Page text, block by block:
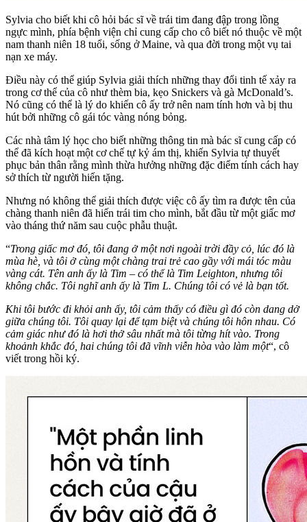
Sylvia cho biết khi cô hỏi bác sĩ về trái tim đang đập trong lồng
ngực mình, phía bệnh viện chỉ cung cấp cho cô biết nó thuộc về một
nam thanh niên 18 tuổi, sống ở Maine, và qua đời trong một vụ tai
nạn xe máy.
Điều này có thể giúp Sylvia giải thích những thay đổi tinh tế xảy ra
trong cơ thể của cô như thèm bia, kẹo Snickers và gà McDonald’s.
Nó cũng có thể là lý do khiến cô ấy trở nên nam tính hơn và bị thu
hút bởi những cô gái tóc vàng nóng bỏng.
Các nhà tâm lý học cho biết những thông tin mà bác sĩ cung cấp có
thể đã kích hoạt một cơ chế tự kỷ ám thị, khiến Sylvia tự thuyết
phục bản thân rằng mình thừa hưởng những đặc điểm tính cách hay
sở thích từ người hiến tặng.
Nhưng nó không thể giải thích được việc cô ấy tìm ra được tên của
chàng thanh niên đã hiến trái tim cho mình, bắt đầu từ một giấc mơ
vào tháng thứ năm sau cuộc phẫu thuật.
“Trong giấc mơ đó, tôi đang ở một nơi ngoài trời đầy cỏ, lúc đó là
mùa hè, và tôi ở cùng một chàng trai trẻ cao gầy với mái tóc màu
vàng cát. Tên anh ấy là Tim – có thể là Tim Leighton, nhưng tôi
không chắc. Tôi nghĩ anh ấy là Tim L. Chúng tôi có vẻ là bạn tốt.
Khi tôi bước đi khỏi anh ấy, tôi cảm thấy có điều gì đó còn dang dở
giữa chúng tôi. Tôi quay lại để tạm biệt và chúng tôi hôn nhau. Có
cảm giác như đó là hơi thở sâu nhất mà tôi từng hít vào. Trong
khoảnh khắc đó, hai chúng tôi đã vĩnh viễn hòa vào làm một“, cô
viết trong hồi ký.